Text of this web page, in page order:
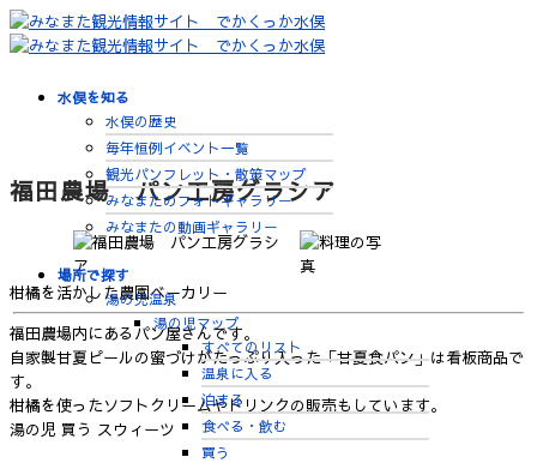
水俣を知る
水俣の歴史
毎年恒例イベント一覧
観光パンフレット・散策マップ
みなまたのフォトギャラリー
みなまたの動画ギャラリー
場所で探す
湯の児温泉
湯の児マップ
すべてのリスト
温泉に入る
泊まる
食べる・飲む
買う
福田農場 パン工房グラシア
柑橘を活かした農園ベーカリー
福田農場内にあるパン屋さんです。
自家製甘夏ピールの蜜づけがたっぷり入った「甘夏食パン」は看板商品で
す。
柑橘を使ったソフトクリームやドリンクの販売もしています。
湯の児 買う スウィーツ